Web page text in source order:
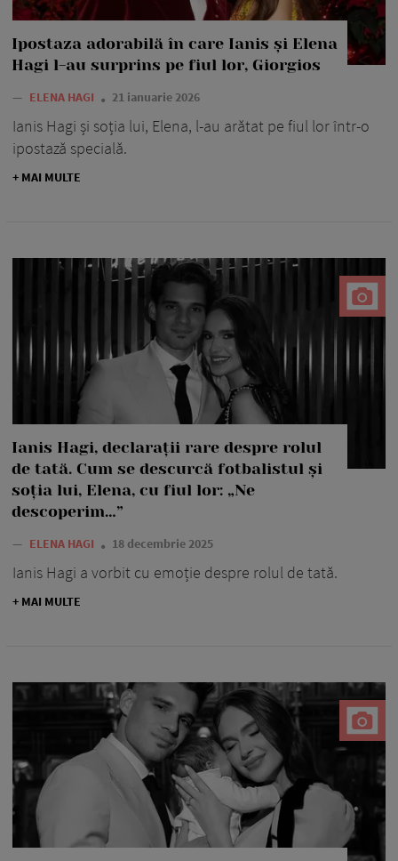
Ipostaza adorabilă în care Ianis și Elena
Hagi l-au surprins pe fiul lor, Giorgios
— ELENA HAGI 21 ianuarie 2026
Ianis Hagi și soția lui, Elena, l-au arătat pe fiul lor într-o
ipostază specială.
+ MAI MULTE
Ianis Hagi, declarații rare despre rolul
de tată. Cum se descurcă fotbalistul și
soția lui, Elena, cu fiul lor: „Ne
descoperim…”
— ELENA HAGI 18 decembrie 2025
Ianis Hagi a vorbit cu emoție despre rolul de tată.
+ MAI MULTE